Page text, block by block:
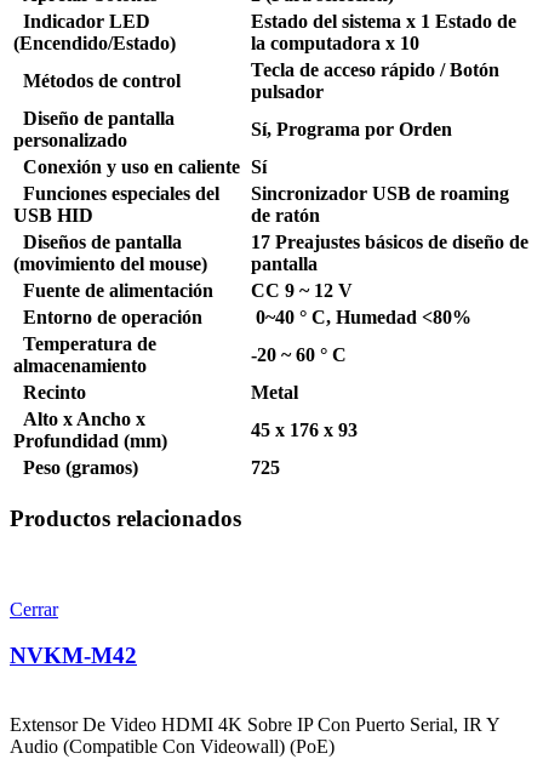
Indicador LED
(Encendido/Estado)
Estado del sistema x 1 Estado de
la computadora x 10
Métodos de control
Tecla de acceso rápido / Botón
pulsador
Diseño de pantalla
personalizado
Sí, Programa por Orden
Conexión y uso en caliente Sí
Funciones especiales del
USB HID
Sincronizador USB de roaming
de ratón
Diseños de pantalla
(movimiento del mouse)
17 Preajustes básicos de diseño de
pantalla
Fuente de alimentación
CC 9 ~ 12 V
Entorno de operación
0~40 ° C, Humedad <80%
Temperatura de
almacenamiento
-20 ~ 60 ° C
Recinto
Metal
Alto x Ancho x
Profundidad (mm)
45 x 176 x 93
Peso (gramos)
725
Productos relacionados
Cerrar
NVKM-M42
Extensor De Video HDMI 4K Sobre IP Con Puerto Serial, IR Y
Audio (Compatible Con Videowall) (PoE)